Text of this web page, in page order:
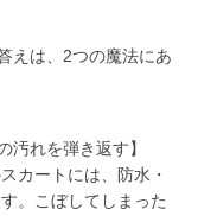
えは、2つの魔法にあ
汚れを弾き返す】
カートには、防水・
。こぼしてしまった